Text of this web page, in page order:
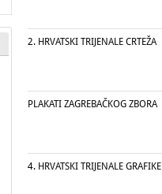
2. HRVATSKI TRIJENALE CRTEŽA
PLAKATI ZAGREBAČKOG ZBORA
4. HRVATSKI TRIJENALE GRAFIKE